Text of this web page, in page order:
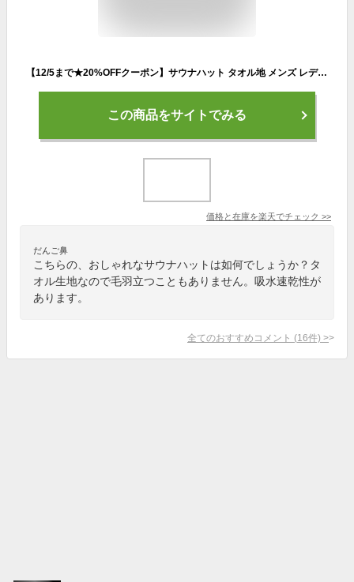
【12/5まで★20%OFFクーポン】サウナハット タオル地 メンズ レディース タオル生地 タオル素材 パイル地 洗濯可能 洗える サ活 サウナ帽子 サウナー サウナ ハット 帽子 髪 サウナグッズ サウナ用品 大きめ 14+ 101988 / ihat0544
この商品をサイトでみる
価格と在庫を楽天でチェック >>
だんご鼻
こちらの、おしゃれなサウナハットは如何でしょうか？タ
オル生地なので毛羽立つこともありません。吸水速乾性が
あります。
全てのおすすめコメント (16件) >